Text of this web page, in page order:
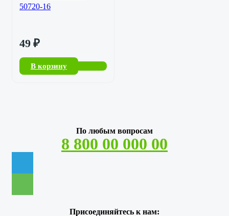
50720-16
49 ₽
В корзину
По любым вопросам
8 800 00 000 00
Присоединяйтесь к нам: